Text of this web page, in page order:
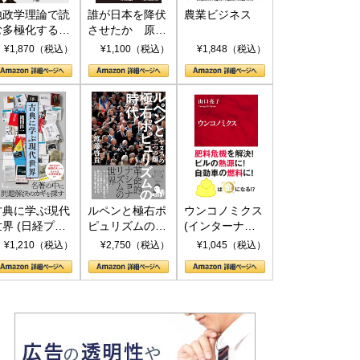
政学理論で読
多極化する世
トランプと
¥1,870（税込）
誰が日本を降伏
させたか 原爆
投下、ソ連参
(PHP新書)
¥1,100（税込）
農業ビジネス
¥1,848（税込）
典に学ぶ現代
界 (日経プレ
アシリーズ)
¥1,210（税込）
ルペンと極右ポ
ピュリズムの時
代：〈ヤヌス〉
¥2,750（税込）
ウンコノミクス
(インターナシ
ョナル新書)
¥1,045（税込）